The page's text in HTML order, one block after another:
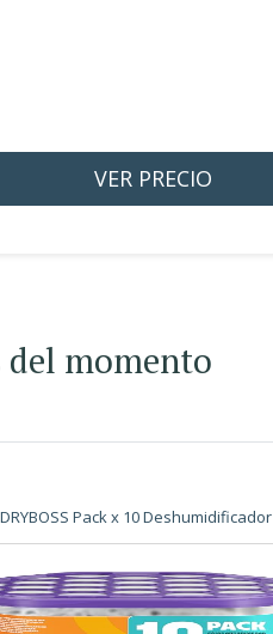
VER PRECIO
del momento
DRYBOSS Pack x 10 Deshumidificador